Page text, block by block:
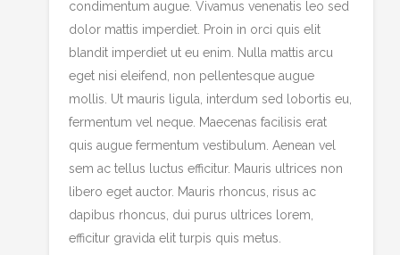
condimentum augue. Vivamus venenatis leo sed
dolor mattis imperdiet. Proin in orci quis elit
blandit imperdiet ut eu enim. Nulla mattis arcu
eget nisi eleifend, non pellentesque augue
mollis. Ut mauris ligula, interdum sed lobortis eu,
fermentum vel neque. Maecenas facilisis erat
quis augue fermentum vestibulum. Aenean vel
sem ac tellus luctus efficitur. Mauris ultrices non
libero eget auctor. Mauris rhoncus, risus ac
dapibus rhoncus, dui purus ultrices lorem,
efficitur gravida elit turpis quis metus.